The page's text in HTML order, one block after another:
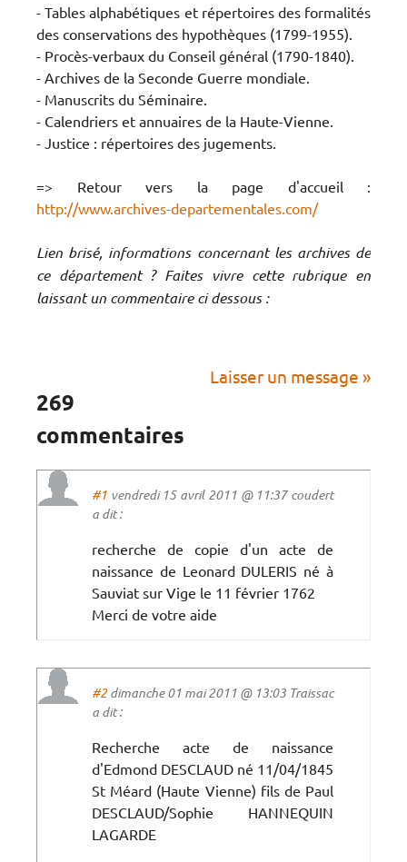
- Tables alphabétiques et répertoires des formalités
des conservations des hypothèques (1799-1955).
- Procès-verbaux du Conseil général (1790-1840).
- Archives de la Seconde Guerre mondiale.
- Manuscrits du Séminaire.
- Calendriers et annuaires de la Haute-Vienne.
- Justice : répertoires des jugements.
=> Retour vers la page d'accueil :
http://www.archives-departementales.com/
Lien brisé, informations concernant les archives de
ce département ? Faites vivre cette rubrique en
laissant un commentaire ci dessous :
Laisser un message »
269
commentaires
#1 vendredi 15 avril 2011 @ 11:37 coudert
a dit :
recherche de copie d'un acte de
naissance de Leonard DULERIS né à
Sauviat sur Vige le 11 février 1762
Merci de votre aide
#2dimanche 01 mai 2011 @ 13:03 Traissac
a dit :
Recherche acte de naissance
d'Edmond DESCLAUD né 11/04/1845
St Méard (Haute Vienne) fils de Paul
DESCLAUD/Sophie HANNEQUIN
LAGARDE